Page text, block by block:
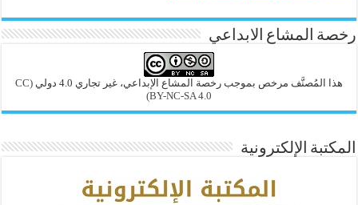
رخصة المشاع الابداعي
هذا المُصنَّف مرخص بموجب رخصة المشاع الإبداعي، غير تجاري 4.0 دولي
(CC
BY-NC-SA 4.0)
المكتبة الإلكترونية